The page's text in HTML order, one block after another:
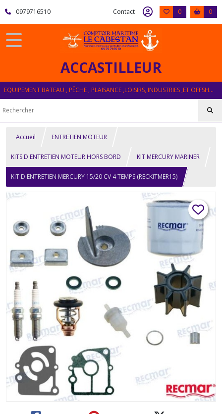
0979716510 Contact 0 0
ACCASTILLEUR
EQUIPEMENT BATEAU , PÊCHE , PLAISANCE ,LOISIRS, INDUSTRIES ,ET OFFSHORE
Accueil ENTRETIEN MOTEUR
KITS D'ENTRETIEN MOTEUR HORS BORD KIT MERCURY MARINER
KIT D'ENTRETIEN MERCURY 15/20 CV 4 TEMPS (RECKITMER15)